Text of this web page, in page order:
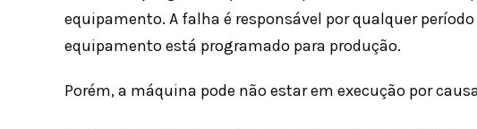
equipamento. A falha é responsável por qualquer
equipamento está programado para produção.
Porém, a máquina pode não estar em execução por